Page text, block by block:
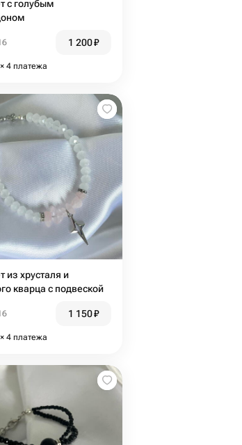
с голубым
1 200₽
× 4 платежа
из хрусталя и
кварца с подвеской
1 150₽
× 4 платежа